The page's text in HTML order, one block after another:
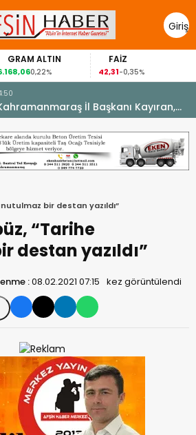
Giriş
Yap
GRAM ALTIN
0,22%
FAİZ
42,31-0,35%
İl Başkanı Kayıran,
buluştu.
bir destan yazıldı”
“Tarihe
destan yazıldı”
:08.02.2021 07:15 kez görüntülendi